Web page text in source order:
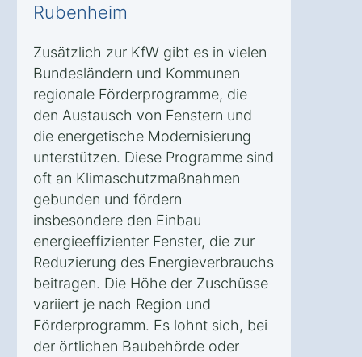
Rubenheim
Zusätzlich zur KfW gibt es in vielen
Bundesländern und Kommunen
regionale Förderprogramme, die
den Austausch von Fenstern und
die energetische Modernisierung
unterstützen. Diese Programme sind
oft an Klimaschutzmaßnahmen
gebunden und fördern
insbesondere den Einbau
energieeffizienter Fenster, die zur
Reduzierung des Energieverbrauchs
beitragen. Die Höhe der Zuschüsse
variiert je nach Region und
Förderprogramm. Es lohnt sich, bei
der örtlichen Baubehörde oder